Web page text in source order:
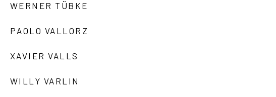
WERNER TÜBKE
PAOLO VALLORZ
XAVIER VALLS
WILLY VARLIN